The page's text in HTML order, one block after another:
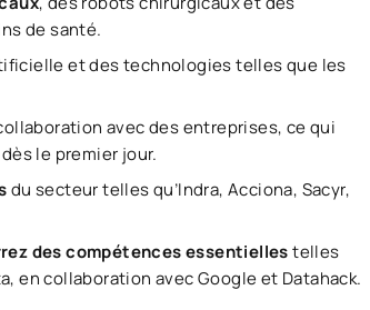
de santé.
et des technologies telles que les
avec des entreprises, ce qui
le premier jour.
du secteur telles qu’Indra, Acciona, Sacyr,
des compétences essentiellestelles
en collaboration avec Google et Datahack.